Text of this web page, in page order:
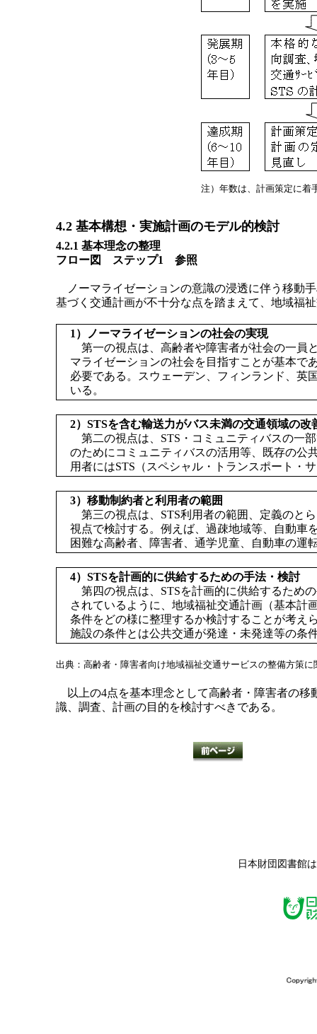
注）年数は、計画策定に着
4.2 基本構想・実施計画のモデル的検討
4.2.1 基本理念の整理
フロー図 ステップ1 参照
ノーマライゼーションの意識の浸透に伴う移動
基づく交通計画が不十分な点を踏まえて、地域福
1）ノーマライゼーションの社会の実現
第一の視点は、高齢者や障害者が社会の一員
マライゼーションの社会を目指すことが基本で
必要である。スウェーデン、フィンランド、英
いる。
2）STSを含む輸送力がバス未満の交通領域の改
第二の視点は、STS・コミュニティバスの一
のためにコミュニティバスの活用等、既存の公
用者にはSTS（スペシャル・トランスポート・
3）移動制約者と利用者の範囲
第三の視点は、STS利用者の範囲、定義のと
視点で検討する。例えば、過疎地域等、自動車
困難な高齢者、障害者、通学児童、自動車の運
4）STSを計画的に供給するための手法・検討
第四の視点は、STSを計画的に供給するため
されているように、地域福祉交通計画（基本計
条件をどの様に整理するか検討することが考え
施設の条件とは公共交通が発達・未発達等の条
出典：高齢者・障害者向け地域福祉交通サービスの整備方策
以上の4点を基本理念として高齢者・障害者の移
識、調査、計画の目的を検討すべきである。
日本財団図書館